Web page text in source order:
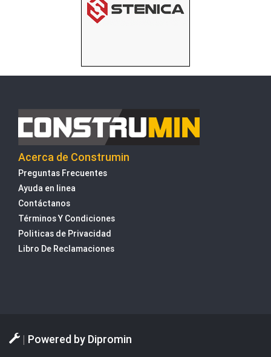
Acerca de Construmin
Preguntas Frecuentes
Ayuda en linea
Contáctanos
Términos Y Condiciones
Politicas de Privacidad
Libro De Reclamaciones
| Powered by Dipromin